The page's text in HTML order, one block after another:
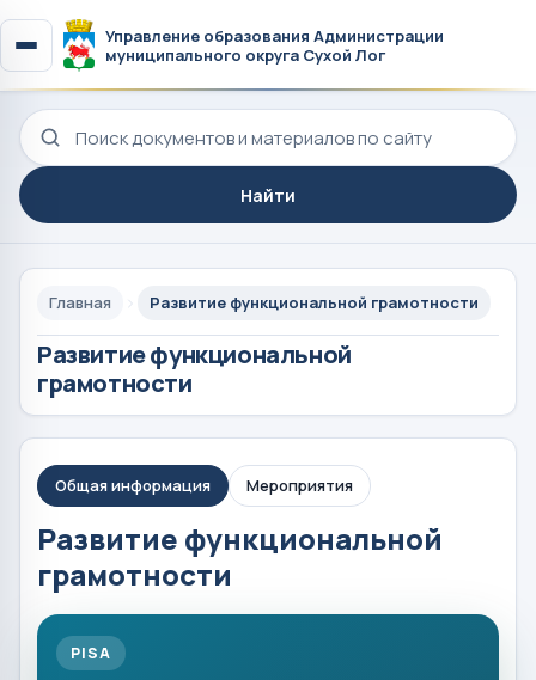
Управление образования Администрации
муниципального округа Сухой Лог
Поиск по сайту
Найти
Главная Развитие функциональной грамотности
Развитие функциональной
грамотности
Общая информация Мероприятия
Развитие функциональной
грамотности
PISA